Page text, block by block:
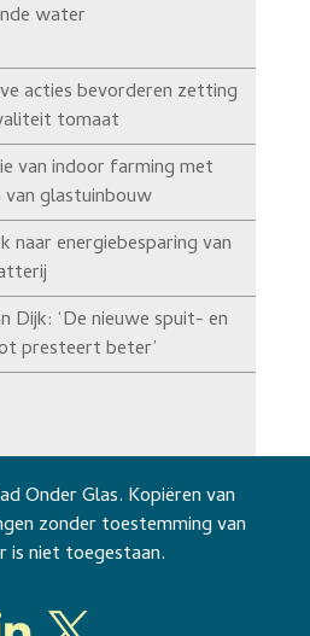
water
acties bevorderen zetting
tomaat
van indoor farming met
glastuinbouw
naar energiebesparing van
Dijk: ‘De nieuwe spuit- en
presteert beter’
Onder Glas. Kopiëren van
zonder toestemming van
is niet toegestaan.